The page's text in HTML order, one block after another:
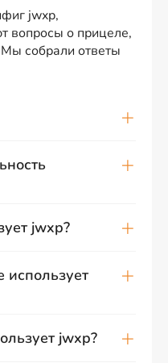
jwxp,
вопросы о прицеле,
Мы собрали ответы
jwxp?
использует
jwxp?